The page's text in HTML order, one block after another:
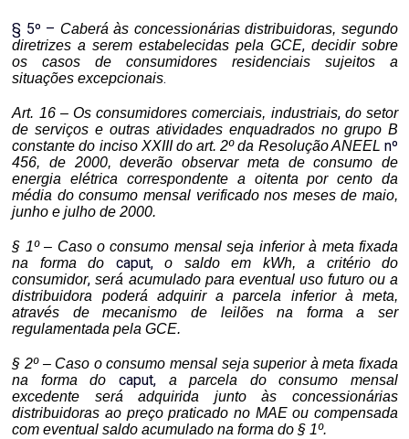
§ 5º – Caberá às concessionárias distribuidoras, segundo
diretrizes a serem estabelecidas pela GCE,decidir sobre
os casos de consumidores residenciais sujeitos a
situações excepcionais.
Art. 16 – Os consumidores comerciais, industriais, do setor
de serviços e outras atividades enquadrados no grupo B
constante do inciso XXIII do art. 2º da Resolução ANEEL nº
456, de 2000, deverão observar meta de consumo de
energia elétrica correspondente a oitenta por cento da
média do consumo mensal verificado nos meses de maio,
junho e julho de 2000.
§ 1º – Caso o consumo mensal seja inferior à meta fixada
na forma do caput,o saldo em kWh, a critério do
consumidor,será acumulado para eventual uso futuro ou a
distribuidora poderá adquirir a parcela inferior à meta,
através de mecanismo de leilões na forma a ser
regulamentada pela GCE.
§ 2º – Caso o consumo mensal seja superior à meta fixada
na forma docaput, a parcela do consumo mensal
excedente será adquirida junto às concessionárias
distribuidoras ao preço praticado no MAE ou compensada
com eventual saldo acumulado na forma do § 1º.